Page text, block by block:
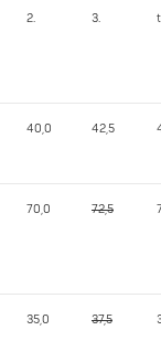
2. 3.
40,0 42,5
70,0 72,5
35,0 37,5